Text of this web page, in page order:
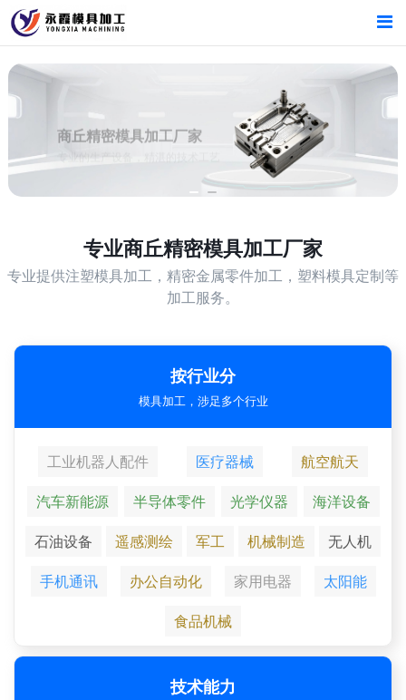
首页
产品中心
新闻中心
首页
产品中心
新闻中心
商丘精密模具加工厂家
专业的生产设备，精湛的技术工艺
专业商丘精密模具加工厂家
专业提供注塑模具加工，精密金属零件加工，塑料模具定制等
加工服务。
按行业分
模具加工，涉足多个行业
工业机器人配件 医疗器械
航空航天
汽车新能源
半导体零件 光学仪器
海洋设备
石油设备
遥感测绘 军工 机械制造
无人机
手机通讯
办公自动化 家用电器
太阳能
食品机械
技术能力